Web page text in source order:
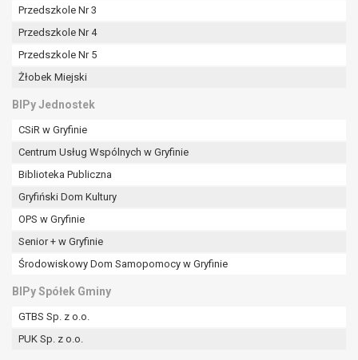
Przedszkole Nr 3
Przedszkole Nr 4
Przedszkole Nr 5
Żłobek Miejski
BIPy Jednostek
CSiR w Gryfinie
Centrum Usług Wspólnych w Gryfinie
Biblioteka Publiczna
Gryfiński Dom Kultury
OPS w Gryfinie
Senior + w Gryfinie
Środowiskowy Dom Samopomocy w Gryfinie
BIPy Spółek Gminy
GTBS Sp. z o.o.
PUK Sp. z o.o.